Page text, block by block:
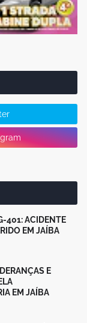
401: ACIDENTE
EM JAÍBA
E
EM JAÍBA